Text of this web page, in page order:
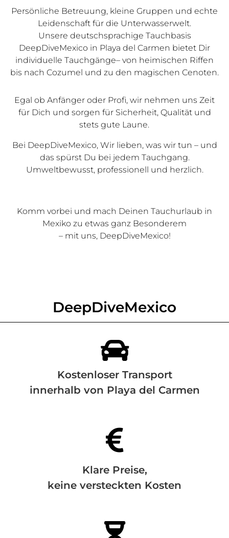
Persönliche Betreuung, kleine Gruppen und echte
Leidenschaft für die Unterwasserwelt.
Unsere deutschsprachige Tauchbasis
DeepDiveMexico in Playa del Carmen bietet Dir
individuelle Tauchgänge– von heimischen Riffen
bis nach Cozumel und zu den magischen Cenoten.
Egal ob Anfänger oder Profi, wir nehmen uns Zeit
für Dich und sorgen für Sicherheit, Qualität und
stets gute Laune.
Bei DeepDiveMexico, Wir lieben, was wir tun – und
das spürst Du bei jedem Tauchgang.
Umweltbewusst, professionell und herzlich.
Komm vorbei und mach Deinen Tauchurlaub in
Mexiko zu etwas ganz Besonderem
– mit uns, DeepDiveMexico!
DeepDiveMexico

Kostenloser Transport
innerhalb von Playa del Carmen

Klare Preise,
keine versteckten Kosten